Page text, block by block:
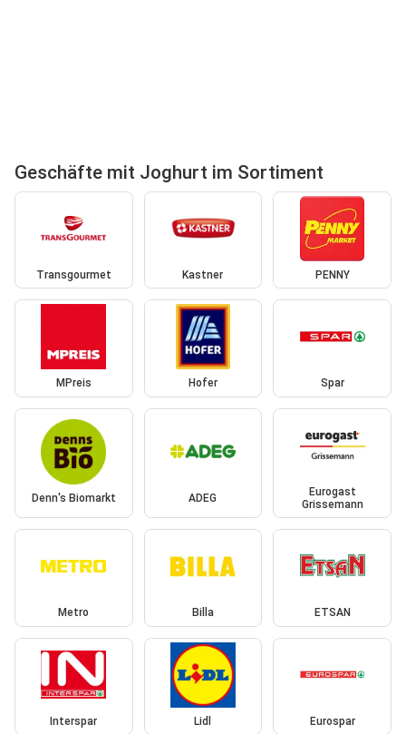
Geschäfte mit Joghurt im Sortiment
Transgourmet Kastner PENNY
MPreis Hofer Spar
Denn's Biomarkt ADEG
Eurogast
Grissemann
Metro Billa ETSAN
Interspar Lidl Eurospar